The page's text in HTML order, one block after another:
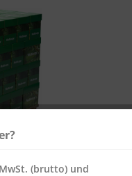
(brutto) und